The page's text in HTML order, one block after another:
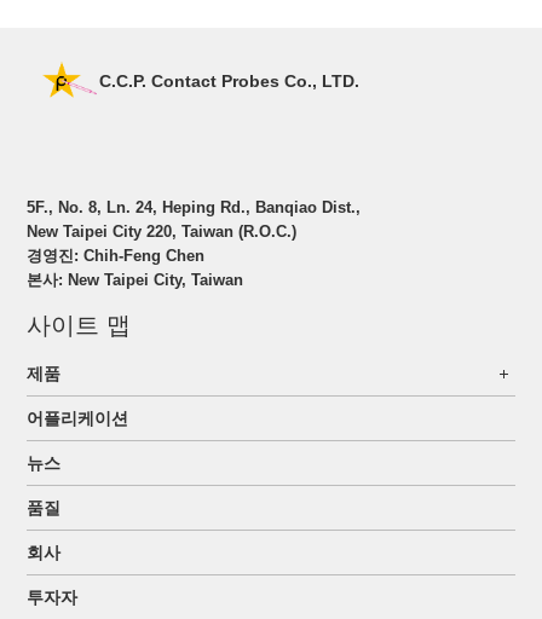
C.C.P. Contact Probes Co., LTD.
5F., No. 8, Ln. 24, Heping Rd., Banqiao Dist.,
New Taipei City 220, Taiwan (R.O.C.)
경영진: Chih-Feng Chen
본사: New Taipei City, Taiwan
사이트 맵
제품
어플리케이션
뉴스
품질
회사
투자자